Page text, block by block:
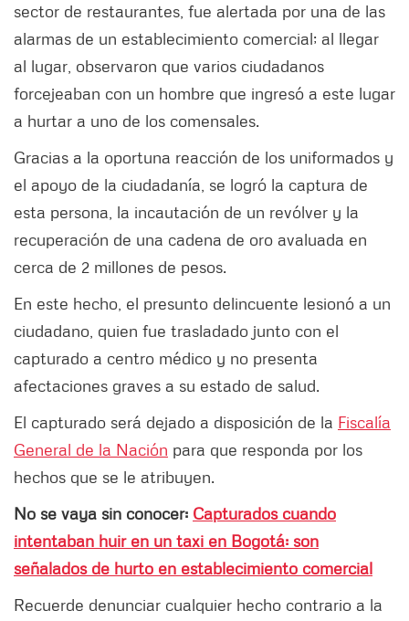
sector de restaurantes, fue alertada por una de las
alarmas de un establecimiento comercial; al llegar
al lugar, observaron que varios ciudadanos
forcejeaban con un hombre que ingresó a este lugar
a hurtar a uno de los comensales.
Gracias a la oportuna reacción de los uniformados y
el apoyo de la ciudadanía, se logró la captura de
esta persona, la incautación de un revólver y la
recuperación de una cadena de oro avaluada en
cerca de 2 millones de pesos.
En este hecho, el presunto delincuente lesionó a un
ciudadano, quien fue trasladado junto con el
capturado a centro médico y no presenta
afectaciones graves a su estado de salud.
El capturado será dejado a disposición de la Fiscalía
General de la Nación para que responda por los
hechos que se le atribuyen.
No se vaya sin conocer: Capturados cuando
intentaban huir en un taxi en Bogotá: son
señalados de hurto en establecimiento comercial
Recuerde denunciar cualquier hecho contrario a la